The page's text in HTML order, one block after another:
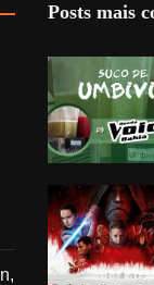
Posts mais